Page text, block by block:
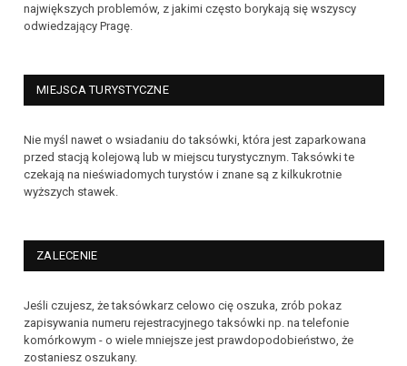
największych problemów, z jakimi często borykają się wszyscy
odwiedzający Pragę.
MIEJSCA TURYSTYCZNE
Nie myśl nawet o wsiadaniu do taksówki, która jest zaparkowana
przed stacją kolejową lub w miejscu turystycznym. Taksówki te
czekają na nieświadomych turystów i znane są z kilkukrotnie
wyższych stawek.
ZALECENIE
Jeśli czujesz, że taksówkarz celowo cię oszuka, zrób pokaz
zapisywania numeru rejestracyjnego taksówki np. na telefonie
komórkowym - o wiele mniejsze jest prawdopodobieństwo, że
zostaniesz oszukany.